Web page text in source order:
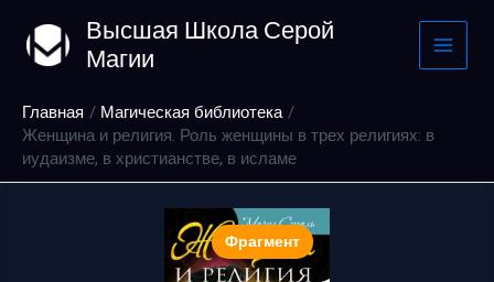
содержимому
Высшая Школа Серой
Магии
Главная
Магическая библиотека
Женщина и религия. Роль женщины в трех религиях: в
иудаизме, в христианстве, в исламе
Фрагмент